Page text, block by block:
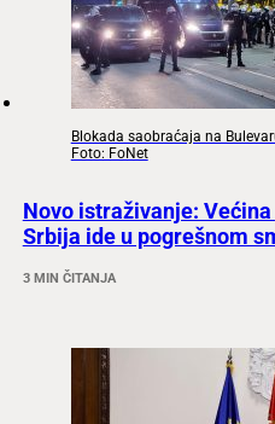
Blokada saobraćaja na
Foto: FoNet
Novo istraživanje:
Srbija ide u pogrešnom
3 MIN ČITANJA